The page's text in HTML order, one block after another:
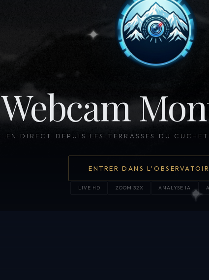
Webcam
EN DIRECT DEPUIS LES TERRASSES DU CUCHET
ENTRER DANS
LIVE HD ZOOM 32X ANALYSE IA